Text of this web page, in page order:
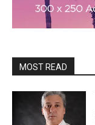
MOST READ